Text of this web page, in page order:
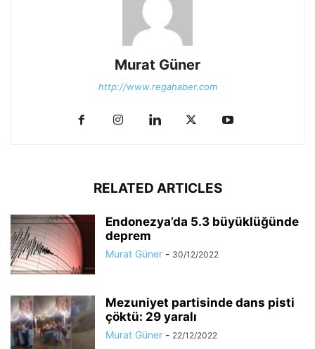
Murat Güner
http://www.regahaber.com
RELATED ARTICLES
Endonezya’da 5.3 büyüklüğünde
deprem
Murat Güner - 30/12/2022
Mezuniyet partisinde dans pisti
çöktü: 29 yaralı
Murat Güner - 22/12/2022